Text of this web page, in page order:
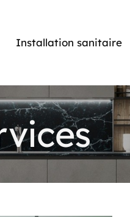
Installation sanitaire